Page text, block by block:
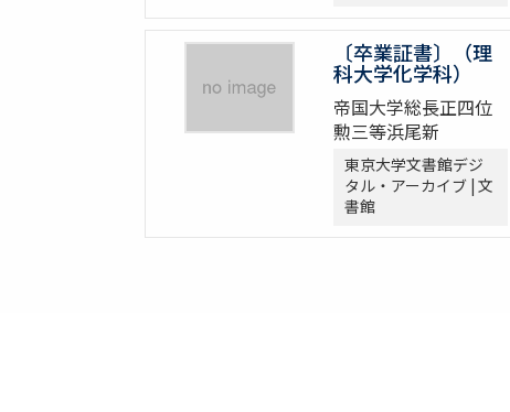
〔卒業証書〕（理
科大学化学科）
帝国大学総長正四位
勲三等浜尾新
東京大学文書館デジ
タル・アーカイブ | 文
書館